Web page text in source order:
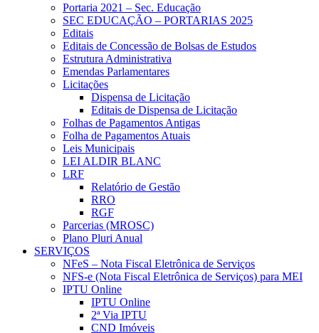
Portaria 2021 – Sec. Educação
SEC EDUCAÇÃO – PORTARIAS 2025
Editais
Editais de Concessão de Bolsas de Estudos
Estrutura Administrativa
Emendas Parlamentares
Licitações
Dispensa de Licitação
Editais de Dispensa de Licitação
Folhas de Pagamentos Antigas
Folha de Pagamentos Atuais
Leis Municipais
LEI ALDIR BLANC
LRF
Relatório de Gestão
RRO
RGF
Parcerias (MROSC)
Plano Pluri Anual
SERVIÇOS
NFeS – Nota Fiscal Eletrônica de Serviços
NFS-e (Nota Fiscal Eletrônica de Serviços) para MEI
IPTU Online
IPTU Online
2ª Via IPTU
CND Imóveis